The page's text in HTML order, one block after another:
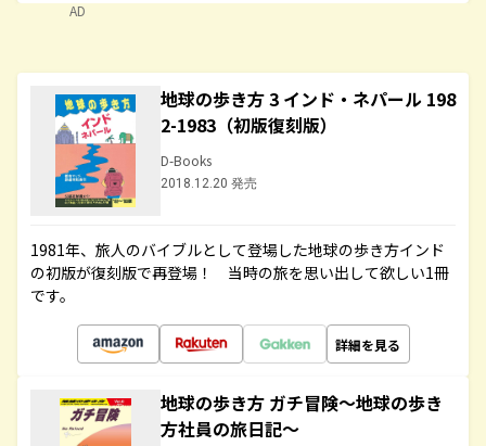
AD
地球の歩き方 3 インド・ネパール 198
2-1983（初版復刻版）
D-Books
2018.12.20 発売
1981年、旅人のバイブルとして登場した地球の歩き方インド
の初版が復刻版で再登場！ 当時の旅を思い出して欲しい1冊
です。
詳細を見る
地球の歩き方 ガチ冒険～地球の歩き
方社員の旅日記～